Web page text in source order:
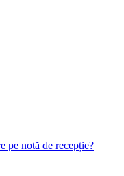
pe notă de recepție?